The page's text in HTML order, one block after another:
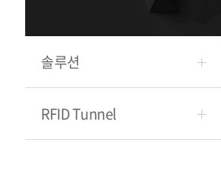
솔루션
RFID Tunnel